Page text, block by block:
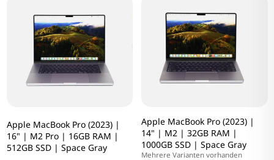
Apple MacBook Pro (2023) |
16" | M2 Pro | 16GB RAM |
512GB SSD | Space Gray
Apple MacBook Pro (2023) |
14" | M2 | 32GB RAM |
1000GB SSD | Space Gray
Mehrere Varianten vorhanden